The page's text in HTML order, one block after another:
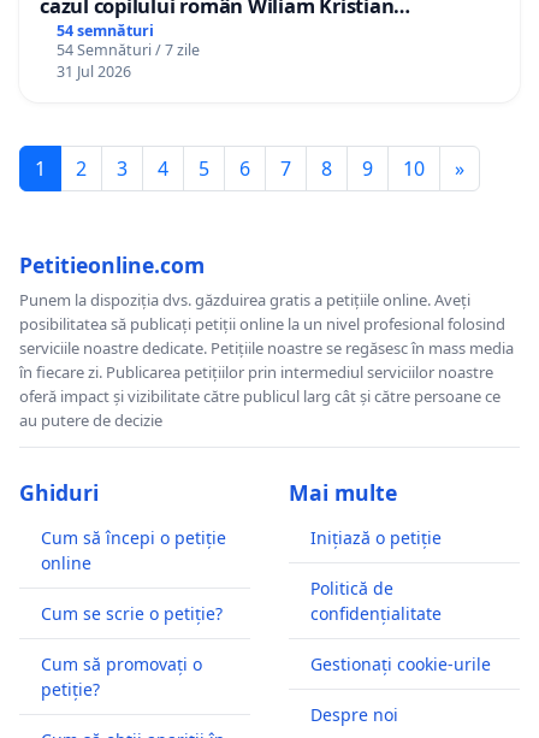
cazul copilului român Wiliam Kristian
Gheorghe, aflat în plasament în Danemarca de
12 ani
54 semnături
54 Semnături / 7 zile
31 Jul 2026
1 2 3 4 5 6 7 8 9 10 »
Petitieonline.com
Punem la dispoziția dvs. găzduirea gratis a petițiile online. Aveți
posibilitatea să publicați petiții online la un nivel profesional folosind
serviciile noastre dedicate. Petițiile noastre se regăsesc în mass media
în fiecare zi. Publicarea petițiilor prin intermediul serviciilor noastre
oferă impact și vizibilitate către publicul larg cât și către persoane ce
au putere de decizie
Ghiduri
Cum să începi o petiție
online
Cum se scrie o petiție?
Cum să promovați o
petiție?
Mai multe
Inițiază o petiție
Politică de
confidențialitate
Gestionați cookie-urile
Despre noi